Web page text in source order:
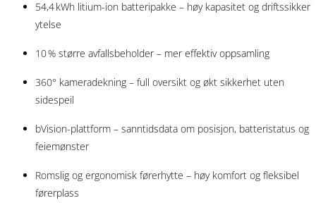
54,4 kWh litium-ion batteripakke – høy kapasitet og driftssikker
ytelse
10 % større avfallsbeholder – mer effektiv oppsamling
360° kameradekning – full oversikt og økt sikkerhet uten
sidespeil
bVision-plattform – sanntidsdata om posisjon, batteristatus og
feiemønster
Romslig og ergonomisk førerhytte – høy komfort og fleksibel
førerplass